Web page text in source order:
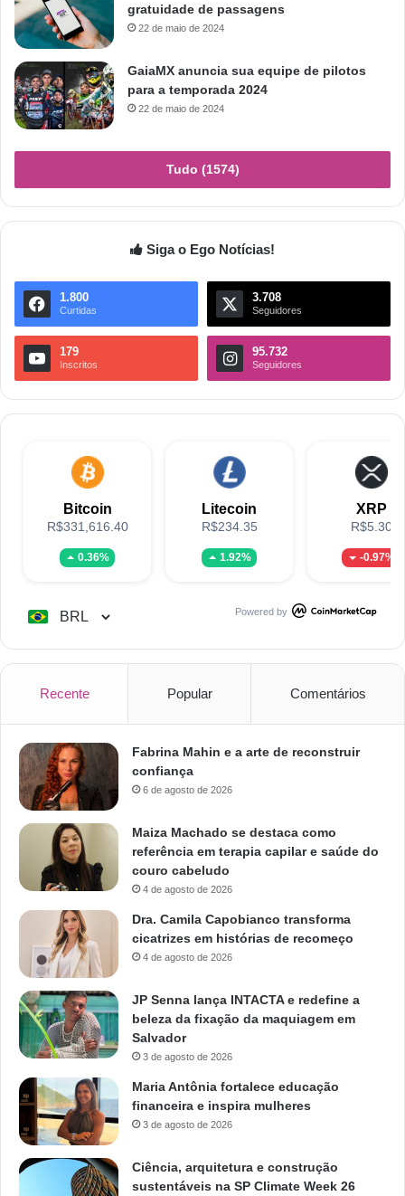
gratuidade de passagens
22 de maio de 2024
GaiaMX anuncia sua equipe de pilotos
para a temporada 2024
22 de maio de 2024
Tudo (1574)
Siga o Ego Notícias!
1.800
Curtidas
3.708
Seguidores
179
Inscritos
95.732
Seguidores
Bitcoin
R$331,616.40
0.36%
Litecoin
R$234.35
1.92%
XRP
R$5.30
-0.97%
Powered by
Recente Popular Comentários
Fabrina Mahin e a arte de reconstruir
confiança
6 de agosto de 2026
Maiza Machado se destaca como
referência em terapia capilar e saúde do
couro cabeludo
4 de agosto de 2026
Dra. Camila Capobianco transforma
cicatrizes em histórias de recomeço
4 de agosto de 2026
JP Senna lança INTACTA e redefine a
beleza da fixação da maquiagem em
Salvador
3 de agosto de 2026
Maria Antônia fortalece educação
financeira e inspira mulheres
3 de agosto de 2026
Ciência, arquitetura e construção
sustentáveis na SP Climate Week 26